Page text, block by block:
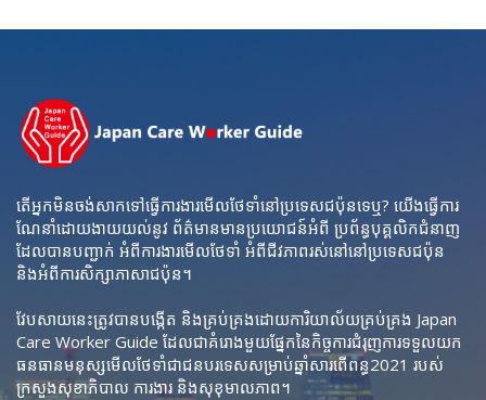
តើអ្នកមិនចង់សាកទៅធ្វើការងារមើលថែទាំនៅប្រទេសជប៉ុនទេឬ? យើងធ្វើការ
ណែនាំដោយងាយយល់នូវ ព័ត៌មានមានប្រយោជន៍អំពី ប្រព័ន្ធបុគ្គលិកជំនាញ
ដែលបានបញ្ជាក់ អំពីការងារមើលថែទាំ អំពីជីវភាពរស់នៅនៅប្រទេសជប៉ុន
និងអំពីការសិក្សាភាសាជប៉ុន។
វែបសាយនេះត្រូវបានបង្កើត និងគ្រប់គ្រងដោយការិយាល័យគ្រប់គ្រង Japan
Care Worker Guide ដែលជាគំរោងមួយផ្នែកនៃកិច្ចការជំរុញការទទួលយក
ធនធានមនុស្សមើលថែទាំជាជនបរទេសសម្រាប់ឆ្នាំសារពើពន្ធ2021 របស់
ក្រសួងសុខាភិបាល ការងារ និងសុខុមាលភាព។